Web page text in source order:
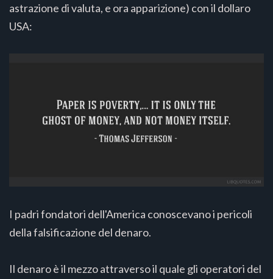
astrazione di valuta, e ora apparizione) con il dollaro
USA:
I padri fondatori dell'America conoscevano i pericoli
della falsificazione del denaro.
Il denaro è il mezzo attraverso il quale gli operatori del